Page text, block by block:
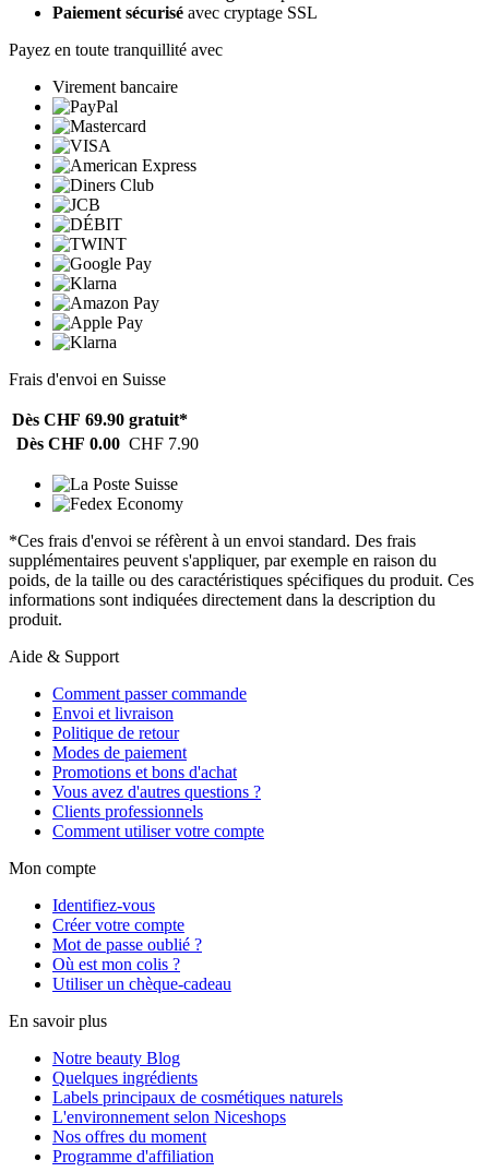
Paiement sécurisé avec cryptage SSL
Payez en toute tranquillité avec
Virement bancaire
Frais d'envoi en Suisse
Dès CHF 69.90 gratuit*
Dès CHF 0.00 CHF 7.90
*Ces frais d'envoi se réfèrent à un envoi standard. Des frais
supplémentaires peuvent s'appliquer, par exemple en raison du
poids, de la taille ou des caractéristiques spécifiques du produit. Ces
informations sont indiquées directement dans la description du
produit.
Aide & Support
Comment passer commande
Envoi et livraison
Politique de retour
Modes de paiement
Promotions et bons d'achat
Vous avez d'autres questions ?
Clients professionnels
Comment utiliser votre compte
Mon compte
Identifiez-vous
Créer votre compte
Mot de passe oublié ?
Où est mon colis ?
Utiliser un chèque-cadeau
En savoir plus
Notre beauty Blog
Quelques ingrédients
Labels principaux de cosmétiques naturels
L'environnement selon Niceshops
Nos offres du moment
Programme d'affiliation